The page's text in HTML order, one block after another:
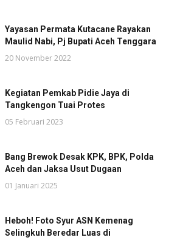
Yayasan Permata Kutacane Rayakan
Maulid Nabi, Pj Bupati Aceh Tenggara
20 November 2022
Kegiatan Pemkab Pidie Jaya di
Tangkengon Tuai Protes
05 Februari 2023
Bang Brewok Desak KPK, BPK, Polda
Aceh dan Jaksa Usut Dugaan
01 Januari 2025
Heboh! Foto Syur ASN Kemenag
Selingkuh Beredar Luas di